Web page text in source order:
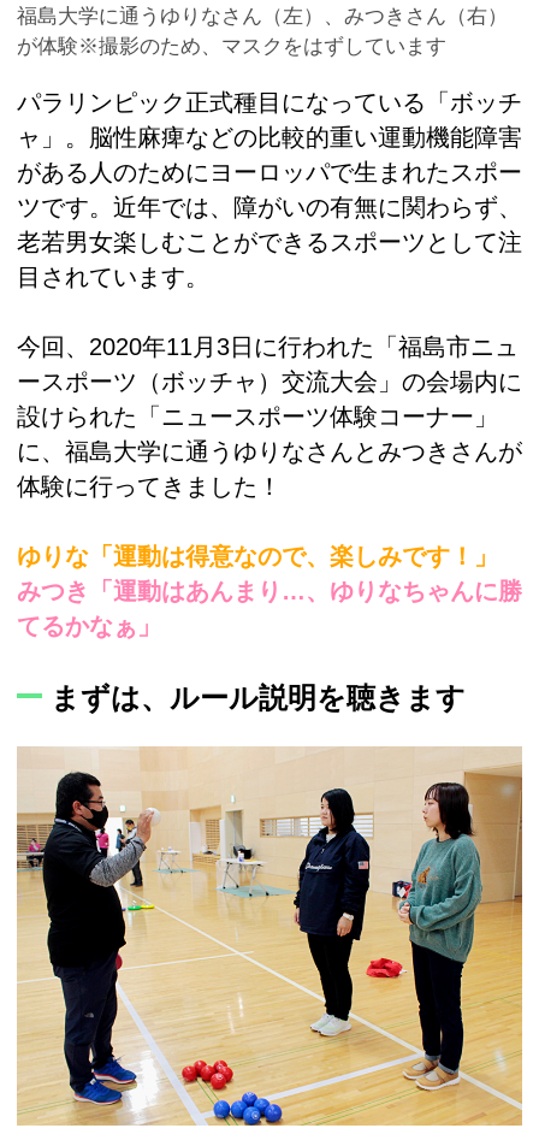
福島大学に通うゆりなさん（左）、みつきさん（右）
が体験※撮影のため、マスクをはずしています
パラリンピック正式種目になっている「ボッチ
ャ」。脳性麻痺などの比較的重い運動機能障害
がある人のためにヨーロッパで生まれたスポー
ツです。近年では、障がいの有無に関わらず、
老若男女楽しむことができるスポーツとして注
目されています。
今回、2020年11月3日に行われた「福島市ニュ
ースポーツ（ボッチャ）交流大会」の会場内に
設けられた「ニュースポーツ体験コーナー」
に、福島大学に通うゆりなさんとみつきさんが
体験に行ってきました！
ゆりな「運動は得意なので、楽しみです！」
みつき「運動はあんまり…、ゆりなちゃんに勝
てるかなぁ」
まずは、ルール説明を聴きます